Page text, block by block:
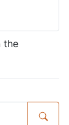
the